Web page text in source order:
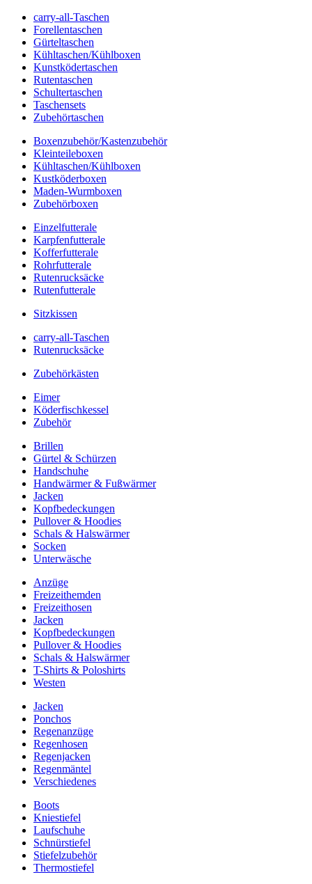
carry-all-Taschen
Forellentaschen
Gürteltaschen
Kühltaschen/Kühlboxen
Kunstködertaschen
Rutentaschen
Schultertaschen
Taschensets
Zubehörtaschen
Boxenzubehör/Kastenzubehör
Kleinteileboxen
Kühltaschen/Kühlboxen
Kustköderboxen
Maden-Wurmboxen
Zubehörboxen
Einzelfutterale
Karpfenfutterale
Kofferfutterale
Rohrfutterale
Rutenrucksäcke
Rutenfutterale
Sitzkissen
carry-all-Taschen
Rutenrucksäcke
Zubehörkästen
Eimer
Köderfischkessel
Zubehör
Brillen
Gürtel & Schürzen
Handschuhe
Handwärmer & Fußwärmer
Jacken
Kopfbedeckungen
Pullover & Hoodies
Schals & Halswärmer
Socken
Unterwäsche
Anzüge
Freizeithemden
Freizeithosen
Jacken
Kopfbedeckungen
Pullover & Hoodies
Schals & Halswärmer
T-Shirts & Poloshirts
Westen
Jacken
Ponchos
Regenanzüge
Regenhosen
Regenjacken
Regenmäntel
Verschiedenes
Boots
Kniestiefel
Laufschuhe
Schnürstiefel
Stiefelzubehör
Thermostiefel